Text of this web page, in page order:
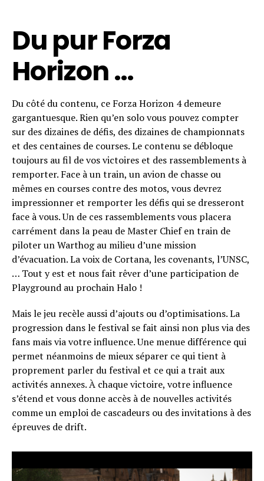
Du pur Forza
Horizon …
Du côté du contenu, ce Forza Horizon 4 demeure
gargantuesque. Rien qu’en solo vous pouvez compter
sur des dizaines de défis, des dizaines de championnats
et des centaines de courses. Le contenu se débloque
toujours au fil de vos victoires et des rassemblements à
remporter. Face à un train, un avion de chasse ou
mêmes en courses contre des motos, vous devrez
impressionner et remporter les défis qui se dresseront
face à vous. Un de ces rassemblements vous placera
carrément dans la peau de Master Chief en train de
piloter un Warthog au milieu d’une mission
d’évacuation. La voix de Cortana, les covenants, l’UNSC,
… Tout y est et nous fait rêver d’une participation de
Playground au prochain Halo !
Mais le jeu recèle aussi d’ajouts ou d’optimisations. La
progression dans le festival se fait ainsi non plus via des
fans mais via votre influence. Une menue différence qui
permet néanmoins de mieux séparer ce qui tient à
proprement parler du festival et ce qui a trait aux
activités annexes. À chaque victoire, votre influence
s’étend et vous donne accès à de nouvelles activités
comme un emploi de cascadeurs ou des invitations à des
épreuves de drift.